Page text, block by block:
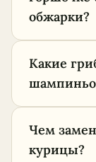
обжарки?
Какие
Чем
курицы?